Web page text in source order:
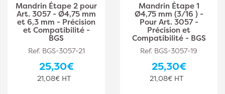
Mandrin Étape 2 pour
Art. 3057 - Ø4,75 mm
et 6,3 mm - Précision
et Compatibilité -
BGS
Ref. BGS-3057-21
25,30€
21,08€ HT
Mandrin Étape 1
Ø4,75 mm (3/16 ) -
Pour Art. 3057 -
Précision et
Compatibilité - BGS
Ref. BGS-3057-19
25,30€
21,08€ HT